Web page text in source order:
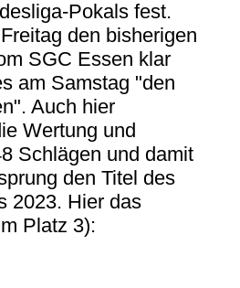
Pokals fest.
den bisherigen
SGC Essen klar
am Samstag "den
Auch hier
Wertung und
Schlägen und damit
den Titel des
2023. Hier das
Platz 3):